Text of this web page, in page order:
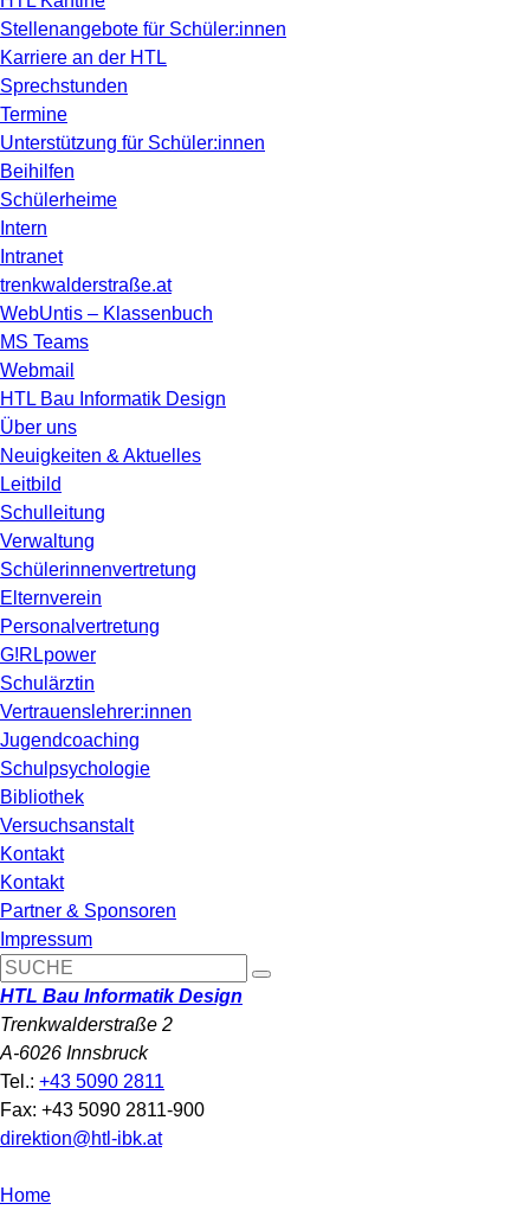
Stellenangebote für Schüler:innen
Karriere an der HTL
Sprechstunden
Termine
Unterstützung für Schüler:innen
Beihilfen
Schülerheime
Intern
Intranet
trenkwalderstraße.at
WebUntis – Klassenbuch
MS Teams
Webmail
HTL Bau Informatik Design
Über uns
Neuigkeiten & Aktuelles
Leitbild
Schulleitung
Verwaltung
Schülerinnenvertretung
Elternverein
Personalvertretung
G!RLpower
Schulärztin
Vertrauenslehrer:innen
Jugendcoaching
Schulpsychologie
Bibliothek
Versuchsanstalt
Kontakt
Kontakt
Partner & Sponsoren
Impressum
HTL Bau Informatik Design
Trenkwalderstraße 2
A-6026 Innsbruck
Tel.: +43 5090 2811
Fax: +43 5090 2811-900
direktion@htl-ibk.at
Home